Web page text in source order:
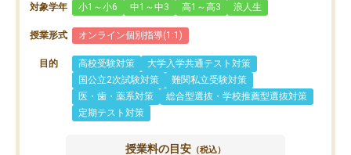
対象学年 小1～小6 中1～中3 高1～高3 浪人生
授業形式 オンライン個別指導(1:1)
目的 高校受験対策
大学入学共通テスト対策
国公立2次試験対策
難関私立受験対策
医・歯・薬系対策
総合型選抜・学校推薦型選抜対策
定期テスト対策
授業料の目安 （税込）